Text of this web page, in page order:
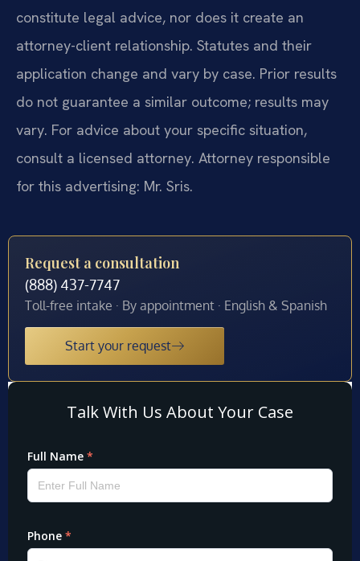
constitute legal advice, nor does it create an
attorney-client relationship. Statutes and their
application change and vary by case. Prior results
do not guarantee a similar outcome; results may
vary. For advice about your specific situation,
consult a licensed attorney. Attorney responsible
for this advertising: Mr. Sris.
Request a consultation
(888) 437-7747
Toll-free intake · By appointment · English & Spanish
Start your request